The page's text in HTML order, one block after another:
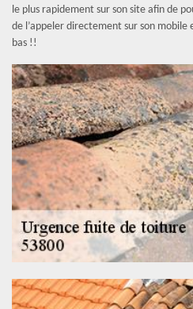
le plus rapidement sur son site afin de
de l’appeler directement sur son mobile
bas !!